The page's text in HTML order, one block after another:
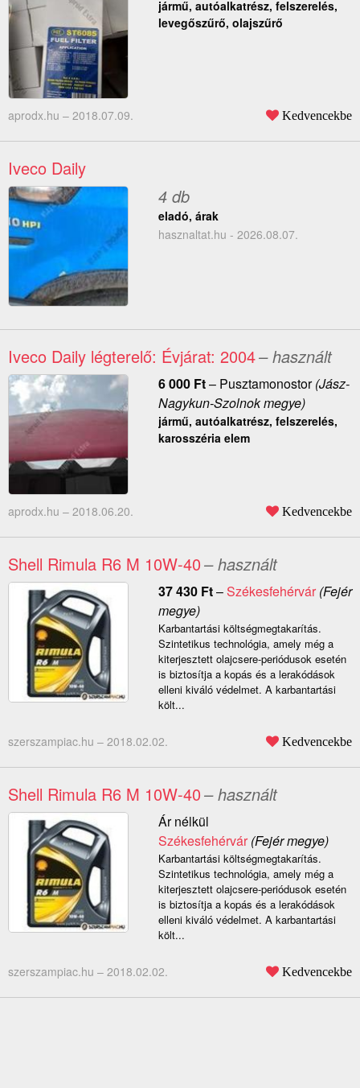
jármű, autóalkatrész, felszerelés,
levegőszűrő, olajszűrő
aprodx.hu – 2018.07.09. Kedvencekbe
Iveco Daily
4 db
eladó, árak
hasznaltat.hu - 2026.08.07.
Iveco Daily légterelő: Évjárat: 2004– használt
6 000 Ft– Pusztamonostor(Jász-
Nagykun-Szolnok megye)
jármű, autóalkatrész, felszerelés,
karosszéria elem
aprodx.hu – 2018.06.20. Kedvencekbe
Shell Rimula R6 M 10W-40– használt
37 430 Ft–Székesfehérvár(Fejér
megye)
Karbantartási költségmegtakarítás.
Szintetikus technológia, amely még a
kiterjesztett olajcsere-periódusok esetén
is biztosítja a kopás és a lerakódások
elleni kiváló védelmet. A karbantartási
költ...
szerszampiac.hu – 2018.02.02. Kedvencekbe
Shell Rimula R6 M 10W-40– használt
Ár nélkül
Székesfehérvár(Fejér megye)
Karbantartási költségmegtakarítás.
Szintetikus technológia, amely még a
kiterjesztett olajcsere-periódusok esetén
is biztosítja a kopás és a lerakódások
elleni kiváló védelmet. A karbantartási
költ...
szerszampiac.hu – 2018.02.02. Kedvencekbe